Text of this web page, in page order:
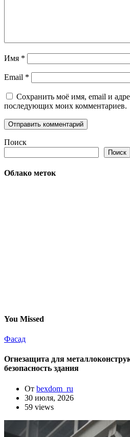
Имя *
Email *
Сохранить моё имя, email и
последующих моих комментариев.
Поиск
Поиск
Облако меток
You Missed
Фасад
Огнезащита для
безопасность здания
От bexdom_ru
30 июля, 2026
59 views